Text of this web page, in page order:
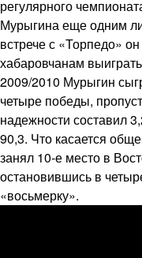
регулярного
Мурыгина еще одним
встрече с «Торпедо»
хабаровчанам
2009/2010 Мурыгин
четыре победы,
надежности составил
90,3. Что касается
занял 10-е место в
остановившись в
«восьмерку».